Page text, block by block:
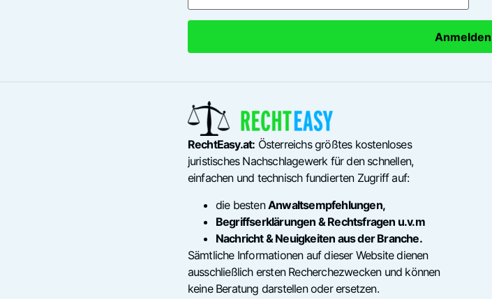
Anmelden
RechtEasy.at: Österreichs größtes kostenloses
juristisches Nachschlagewerk für den schnellen,
einfachen und technisch fundierten Zugriff auf:
die bestenAnwaltsempfehlungen,
Begriffserklärungen & Rechtsfragen u.v.m
Nachricht & Neuigkeiten aus der Branche.
Sämtliche Informationen auf dieser Website dienen
ausschließlich ersten Recherchezwecken und können
keine Beratung darstellen oder ersetzen.